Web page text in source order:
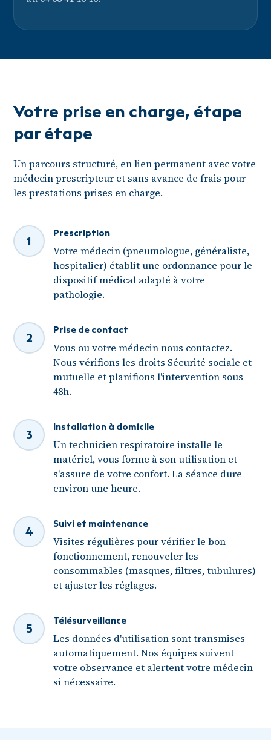
Votre prise en charge, étape
par étape
Un parcours structuré, en lien permanent avec votre
médecin prescripteur et sans avance de frais pour
les prestations prises en charge.
1
Prescription
Votre médecin (pneumologue, généraliste,
hospitalier) établit une ordonnance pour le
dispositif médical adapté à votre
pathologie.
2
Prise de contact
Vous ou votre médecin nous contactez.
Nous vérifions les droits Sécurité sociale et
mutuelle et planifions l'intervention sous
48h.
3
Installation à domicile
Un technicien respiratoire installe le
matériel, vous forme à son utilisation et
s'assure de votre confort. La séance dure
environ une heure.
4
Suivi et maintenance
Visites régulières pour vérifier le bon
fonctionnement, renouveler les
consommables (masques, filtres, tubulures)
et ajuster les réglages.
5
Télésurveillance
Les données d'utilisation sont transmises
automatiquement. Nos équipes suivent
votre observance et alertent votre médecin
si nécessaire.